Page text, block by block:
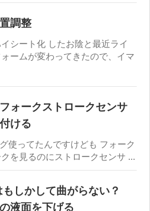
調整
シート化 したお陰と最近ライ
ームが変わってきたので、イマ
ォークストロークセンサ
ける
使ってたんですけども フォーク
を見るのにストロークセンサ ...
もしかして曲がらない？
液面を下げる